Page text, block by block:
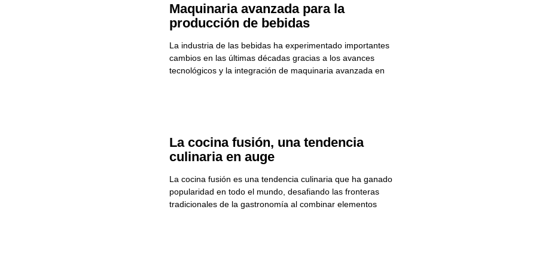
Maquinaria avanzada para la
producción de bebidas
La industria de las bebidas ha experimentado importantes
cambios en las últimas décadas gracias a los avances
tecnológicos y la integración de maquinaria avanzada en
La cocina fusión, una tendencia
culinaria en auge
La cocina fusión es una tendencia culinaria que ha ganado
popularidad en todo el mundo, desafiando las fronteras
tradicionales de la gastronomía al combinar elementos